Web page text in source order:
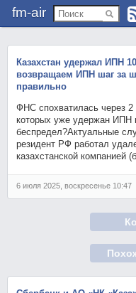
fm-air
Казахстан удержал ИПН
возвращаем ИПН шаг за
правильно
ФНС спохватилась через
которых уже удержан ИПН
беспредел?Актуальные
резидент РФ работал
казахстанской
6 июля 2025, воскресенье 10:47